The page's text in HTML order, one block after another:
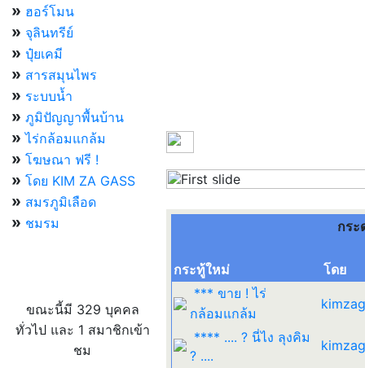
» ฮอร์โมน
» จุลินทรีย์
» ปุ๋ยเคมี
» สารสมุนไพร
» ระบบน้ำ
» ภูมิปัญญาพื้นบ้าน
» ไร่กล้อมแกล้ม
» โฆษณา ฟรี !
» โดย KIM ZA GASS
» สมรภูมิเลือด
» ชมรม
ขณะนี้มี 329 บุคคล
ทั่วไป และ 1 สมาชิกเข้า
ชม
Previous
กร
กระทู้ใหม่
โดย
*** ขาย ! ไร่
กล้อมแกล้ม
**** .... ? นี่ไง ลุงคิม
? ....